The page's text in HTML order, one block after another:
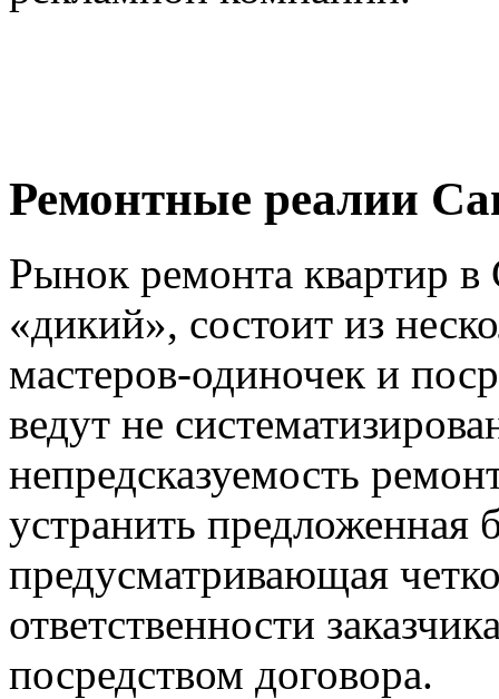
Ремонтные реалии
Рынок ремонта квартир в
«дикий», состоит из
мастеров-одиночек и
ведут не
непредсказуемость
устранить предложенная
предусматривающая
ответственности
посредством договора.